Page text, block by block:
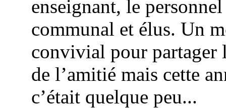
enseignant, le personnel
communal et élus. Un
convivial pour partager
de l’amitié mais cette
c’était quelque peu...